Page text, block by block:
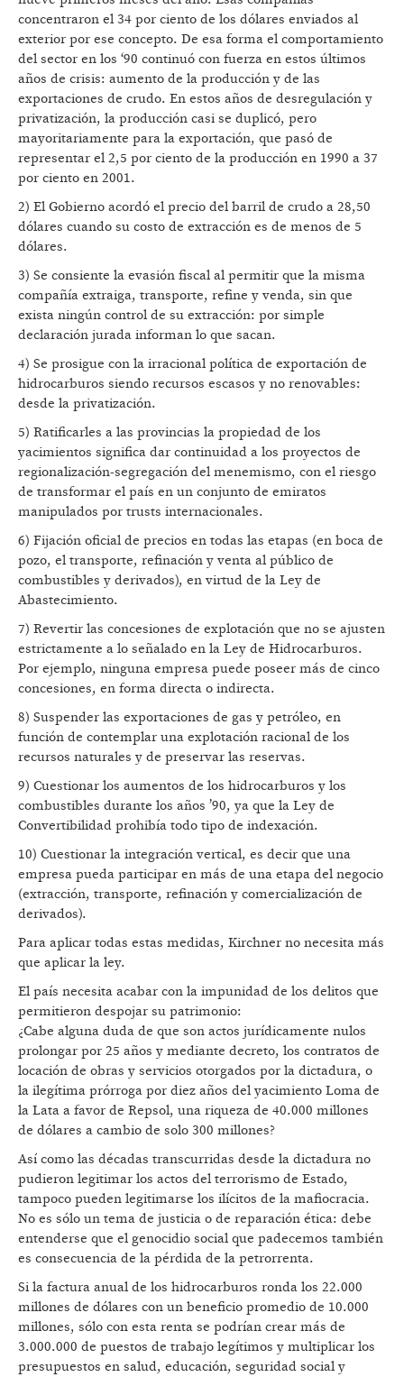
concentraron el 34 por ciento de los dólares enviados al
exterior por ese concepto. De esa forma el comportamiento
del sector en los ‘90 continuó con fuerza en estos últimos
años de crisis: aumento de la producción y de las
exportaciones de crudo. En estos años de desregulación y
privatización, la producción casi se duplicó, pero
mayoritariamente para la exportación, que pasó de
representar el 2,5 por ciento de la producción en 1990 a 37
por ciento en 2001.
2) El Gobierno acordó el precio del barril de crudo a 28,50
dólares cuando su costo de extracción es de menos de 5
dólares.
3) Se consiente la evasión fiscal al permitir que la misma
compañía extraiga, transporte, refine y venda, sin que
exista ningún control de su extracción: por simple
declaración jurada informan lo que sacan.
4) Se prosigue con la irracional política de exportación de
hidrocarburos siendo recursos escasos y no renovables:
desde la privatización.
5) Ratificarles a las provincias la propiedad de los
yacimientos significa dar continuidad a los proyectos de
regionalización-segregación del menemismo, con el riesgo
de transformar el país en un conjunto de emiratos
manipulados por trusts internacionales.
6) Fijación oficial de precios en todas las etapas (en boca de
pozo, el transporte, refinación y venta al público de
combustibles y derivados), en virtud de la Ley de
Abastecimiento.
7) Revertir las concesiones de explotación que no se ajusten
estrictamente a lo señalado en la Ley de Hidrocarburos.
Por ejemplo, ninguna empresa puede poseer más de cinco
concesiones, en forma directa o indirecta.
8) Suspender las exportaciones de gas y petróleo, en
función de contemplar una explotación racional de los
recursos naturales y de preservar las reservas.
9) Cuestionar los aumentos de los hidrocarburos y los
combustibles durante los años ’90, ya que la Ley de
Convertibilidad prohibía todo tipo de indexación.
10) Cuestionar la integración vertical, es decir que una
empresa pueda participar en más de una etapa del negocio
(extracción, transporte, refinación y comercialización de
derivados).
Para aplicar todas estas medidas, Kirchner no necesita más
que aplicar la ley.
El país necesita acabar con la impunidad de los delitos que
permitieron despojar su patrimonio:
¿Cabe alguna duda de que son actos jurídicamente nulos
prolongar por 25 años y mediante decreto, los contratos de
locación de obras y servicios otorgados por la dictadura, o
la ilegítima prórroga por diez años del yacimiento Loma de
la Lata a favor de Repsol, una riqueza de 40.000 millones
de dólares a cambio de solo 300 millones?
Así como las décadas transcurridas desde la dictadura no
pudieron legitimar los actos del terrorismo de Estado,
tampoco pueden legitimarse los ilícitos de la mafiocracia.
No es sólo un tema de justicia o de reparación ética: debe
entenderse que el genocidio social que padecemos también
es consecuencia de la pérdida de la petrorrenta.
Si la factura anual de los hidrocarburos ronda los 22.000
millones de dólares con un beneficio promedio de 10.000
millones, sólo con esta renta se podrían crear más de
3.000.000 de puestos de trabajo legítimos y multiplicar los
presupuestos en salud, educación, seguridad social y